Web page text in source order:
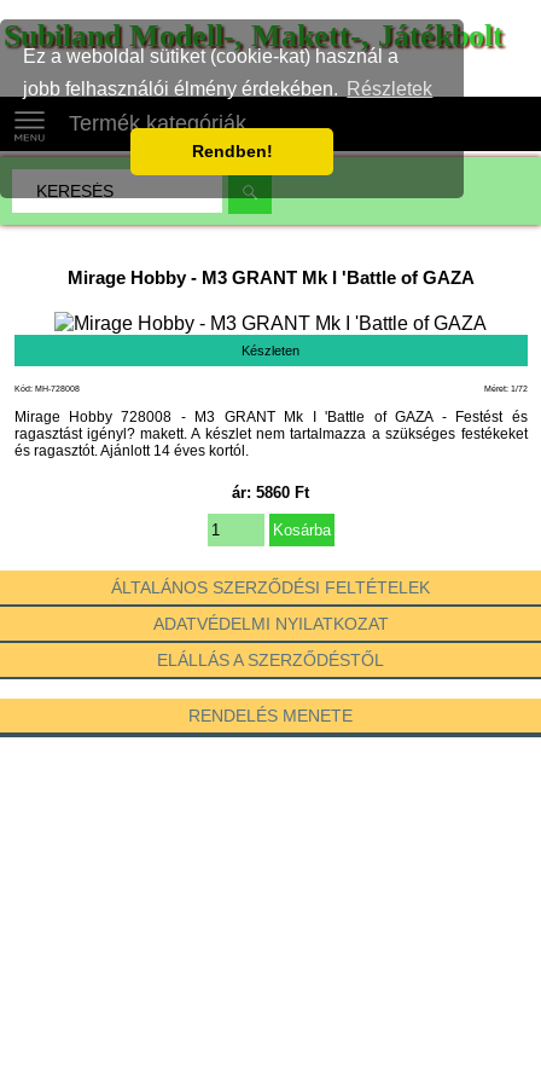
Ez a weboldal sütiket (cookie-kat) használ a
jobb felhasználói élmény érdekében.
Részletek
Rendben!
Subiland Modell-, Makett-, Játékbolt
Termék kategóriák
Mirage Hobby- M3 GRANT Mk I 'Battle of GAZA
Készleten
Méret: 1/72
Kód: MH-728008
Mirage Hobby 728008 - M3 GRANT Mk I 'Battle of GAZA - Festést és
ragasztást igényl? makett. A készlet nem tartalmazza a szükséges festékeket
és ragasztót. Ajánlott 14 éves kortól.
ár: 5860 Ft
ÁLTALÁNOS SZERZŐDÉSI FELTÉTELEK
ADATVÉDELMI NYILATKOZAT
ELÁLLÁS A SZERZŐDÉSTŐL
RENDELÉS MENETE